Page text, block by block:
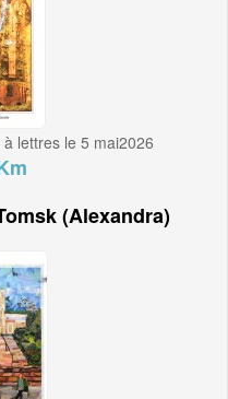
lettres le 5 mai2026
(Alexandra)